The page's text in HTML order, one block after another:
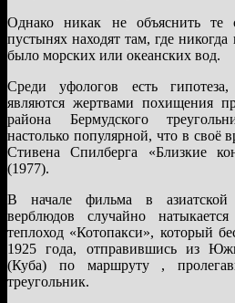
Однако никак не объяснить те
пустынях находят там, где
было морских или океанских вод.
Среди уфологов есть
являются жертвами похищения
района Бермудского
настолько популярной, что в своё
Стивена Спилберга «Близкие
(1977).
В начале фильма в азиатской
верблюдов случайно
теплоход «Котопакси», который
1925 года, отправившись из
(Куба) по маршруту ,
треугольник.